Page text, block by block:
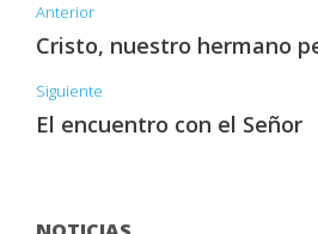
Anterior
Cristo, nuestro hermano
Siguiente
El encuentro con el Señor